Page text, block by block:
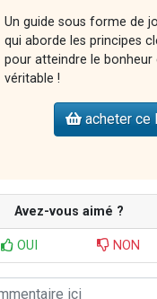
Un guide sous forme de
qui aborde les principes
pour atteindre le
véritable !
acheter ce
Avez-vous aimé ?
OUI NON